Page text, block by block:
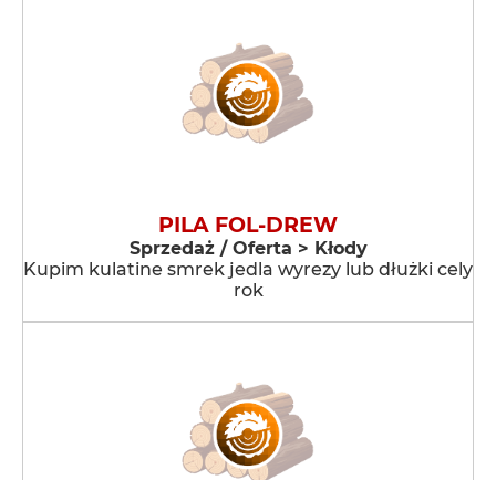
PILA FOL-DREW
Sprzedaż / Oferta > Kłody
Kupim kulatine smrek jedla wyrezy lub dłużki cely
rok